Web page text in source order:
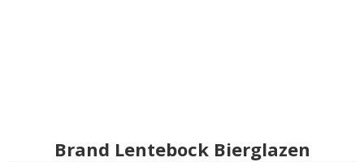
Brand Lentebock Bierglazen